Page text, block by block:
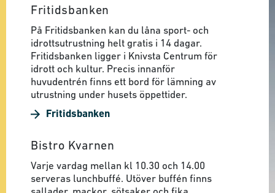
Fritidsbanken
På Fritidsbanken kan du låna sport- och
idrottsutrustning helt gratis i 14 dagar.
Fritidsbanken ligger i Knivsta Centrum för
idrott och kultur. Precis innanför
huvudentrén finns ett bord för lämning av
utrustning under husets öppettider.
Fritidsbanken
Bistro Kvarnen
Varje vardag mellan kl 10.30 och 14.00
serveras lunchbuffé. Utöver buffén finns